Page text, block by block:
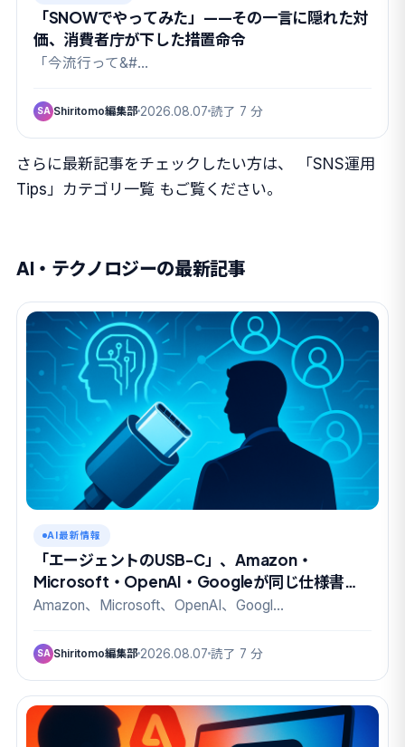
「SNOWでやってみた」——その一言に隠れた対
価、消費者庁が下した措置命令
「今流行って&#…
SA Shiritomo編集部 2026.08.07 読了 7 分
さらに最新記事をチェックしたい方は、
「SNS運用
Tips」カテゴリ一覧 もご覧ください。
AI・テクノロジーの最新記事
AI最新情報
「エージェントのUSB-C」、Amazon・
Microsoft・OpenAI・Googleが同じ仕様書に
名を連ねた
Amazon、Microsoft、OpenAI、Googl…
SA Shiritomo編集部 2026.08.07 読了 7 分